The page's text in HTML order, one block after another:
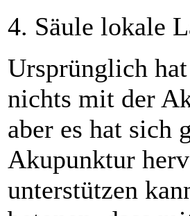
4. Säule lokale
Ursprünglich
nichts mit der
aber es hat sich
Akupunktur
unterstützen